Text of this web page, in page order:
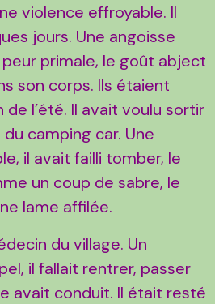
violence effroyable. Il
jours. Une angoisse
primale, le goût abject
son corps. Ils étaient
de l’été. Il avait voulu sortir
camping car. Une
il avait failli tomber, le
un coup de sabre, le
lame affilée.
du village. Un
il fallait rentrer, passer
avait conduit. Il était resté